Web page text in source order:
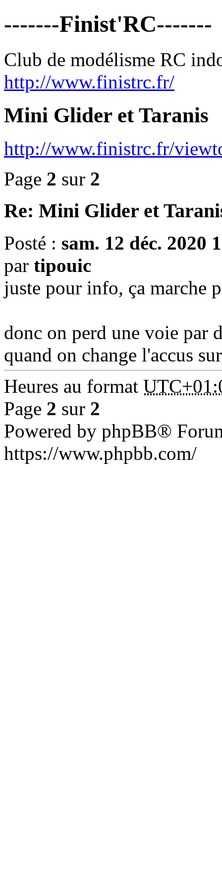
-------Finist'RC-------
Club de modélisme RC
http://www.finistrc.fr/
Mini Glider et Taranis
http://www.finistrc.fr/
Page 2 sur 2
Re: Mini Glider et
Posté : sam. 12 déc. 2020
par tipouic
juste pour info, ça marche
donc on perd une voie par
quand on change l'accus
Heures au format
Page 2 sur 2
Powered by phpBB®
https://www.phpbb.com/